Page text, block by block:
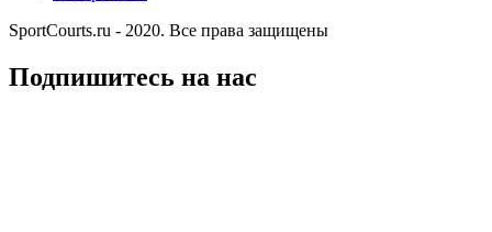
SportCourts.ru - 2020. Все права защищены
Подпишитесь на нас